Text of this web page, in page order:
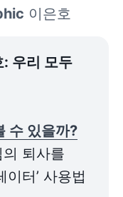
이은호
: 우리 모두
수 있을까?
이터’ 사용법